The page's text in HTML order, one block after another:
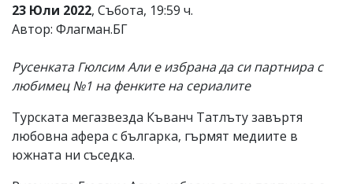
Коментарите
под
се
въвеждат
от
и
редакцията
не
носи
23 Юли 2022, Събота, 19:59 ч.
Автор: Флагман.БГ
Русенката Гюлсим Али е избрана да си партнира с
любимец №1 на фенките на сериалите
Турската мегазвезда Къванч Татлъту завъртя
любовна афера с българка, гърмят медиите в
южната ни съседка.